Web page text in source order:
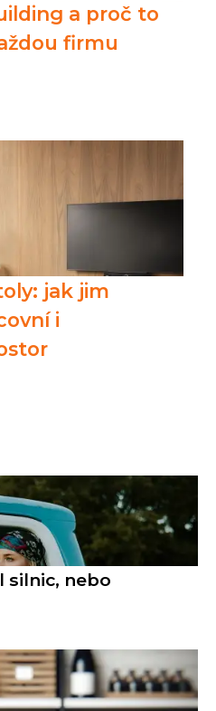
a proč to
firmu
jak jim
i
silnic, nebo